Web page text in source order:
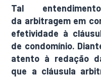
Tal
da arbitragemem
efetividade à
de condomínio.
atento à redação
que a cláusula